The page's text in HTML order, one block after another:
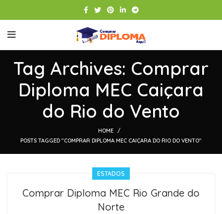
Tag Archives: Comprar
Diploma MEC Caiçara
do Rio do Vento
HOME
POSTS TAGGED "COMPRAR DIPLOMA MEC CAIÇARA DO RIO DO VENTO"
ESTADOS
Comprar Diploma MEC Rio Grande do
Norte